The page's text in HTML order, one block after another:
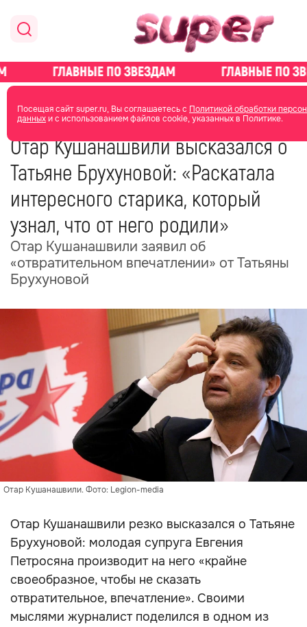
Посещая сайт super.ru, Вы соглашаетесь с Политикой обработки
данныхи с использованием файлов cookie, указанных в Политике.
главная новости о звездах новости
Отар Кушанашвили высказался о
Татьяне Брухуновой: «Раскатала
интересного старика, который
узнал, что от него родили»
Отар Кушанашвили заявил об
«отвратительном впечатлении» от Татьяны
Брухуновой
Отар Кушанашвили. Фото: Legion-media
Отар Кушанашвили резко высказался о Татьяне
Брухуновой: молодая супруга Евгения
Петросяна производит на него «крайне
своеобразное, чтобы не сказать
отвратительное, впечатление». Своими
мыслями журналист поделился в одном из